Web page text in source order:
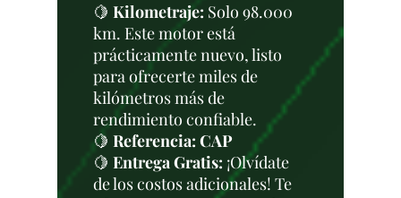
🍋 Kilometraje: Solo 98.000
km. Este motor está
prácticamente nuevo, listo
para ofrecerte miles de
kilómetros más de
rendimiento confiable.
🍋 Referencia: CAP
🍋 Entrega Gratis: ¡Olvídate
de los costos adicionales! Te